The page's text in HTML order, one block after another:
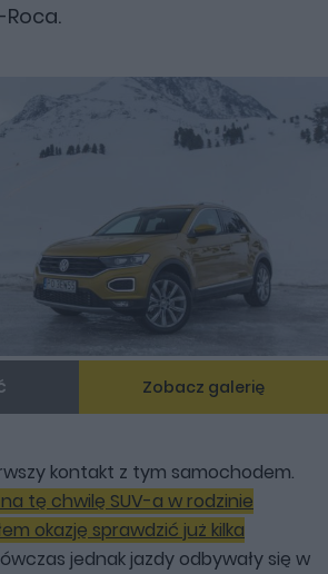
Zobacz galerię
kontakt z tym samochodem.
tę chwilę SUV-a w rodzinie
okazję sprawdzić już kilka
jednak jazdy odbywały się w